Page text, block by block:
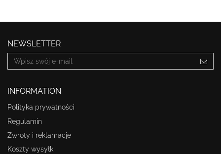
NEWSLETTER
INFORMATION
Polityka prywatności
Regulamin
Zwroty i reklamacje
Koszty wysyłki